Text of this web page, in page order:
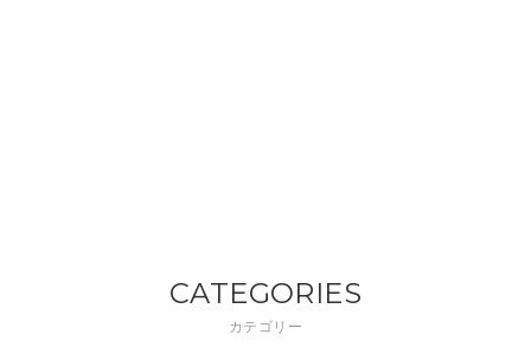
CATEGORIES
カテゴリー